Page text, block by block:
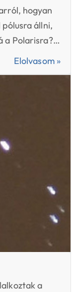
hogyan
állni,
a Polarisra?…
Elolvasom »
a